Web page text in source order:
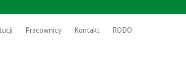
Pracownicy Kontakt RODO